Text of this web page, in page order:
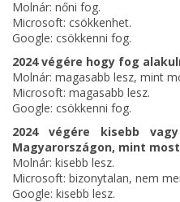
Molnár: nőni fog.
Microsoft: csökkenhet.
Google: csökkenni fog.
2024 végére hogy fog
Molnár: magasabb lesz, mint
Microsoft: magasabb lesz.
Google: csökkenni fog.
2024 végére kisebb
Magyarországon, mint
Molnár: kisebb lesz.
Microsoft: bizonytalan, nem
Google: kisebb lesz.